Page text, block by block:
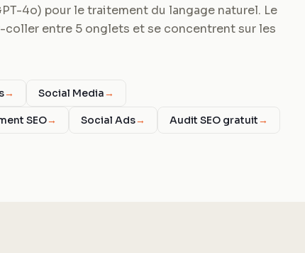
4o) pour le traitement du langage naturel. Le
entre 5 onglets et se concentrent sur les
→ Social Media→
SEO→ Social Ads→ Audit SEO gratuit→